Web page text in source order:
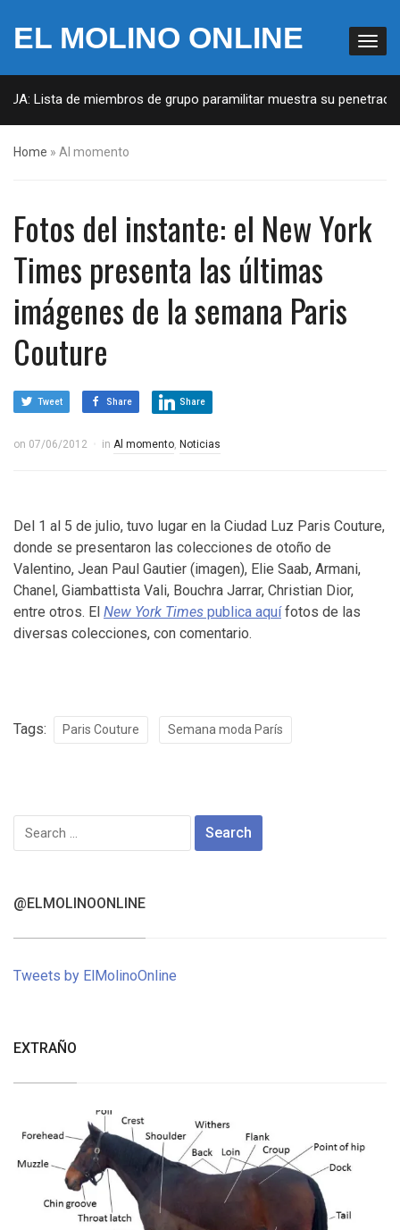
EL MOLINO ONLINE
Lista de miembros de grupo paramilitar muestra su
Home » Al momento
Fotos del instante: el New York
Times presenta las últimas
imágenes de la semana Paris
Couture
Tweet Share Share
on 07/06/2012 in Al momento, Noticias
Del 1 al 5 de julio, tuvo lugar en la Ciudad Luz Paris Couture,
donde se presentaron las colecciones de otoño de
Valentino, Jean Paul Gautier (imagen), Elie Saab, Armani,
Chanel, Giambattista Vali, Bouchra Jarrar, Christian Dior,
entre otros. El New York Times publica aquífotos de las
diversas colecciones, con comentario.
Tags: Paris Couture Semana moda París
Search
for:
@ELMOLINOONLINE
Tweets by ElMolinoOnline
EXTRAÑO